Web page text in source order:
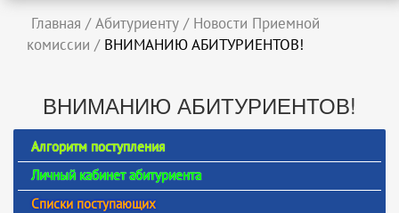
Главная / Абитуриенту / Новости Приемной
комиссии / ВНИМАНИЮ АБИТУРИЕНТОВ!
ВНИМАНИЮ АБИТУРИЕНТОВ!
Алгоритм поступления
Личный кабинет абитуриента
Списки поступающих